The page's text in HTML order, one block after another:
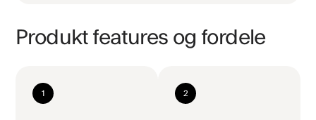
Produkt features og fordele
1 2